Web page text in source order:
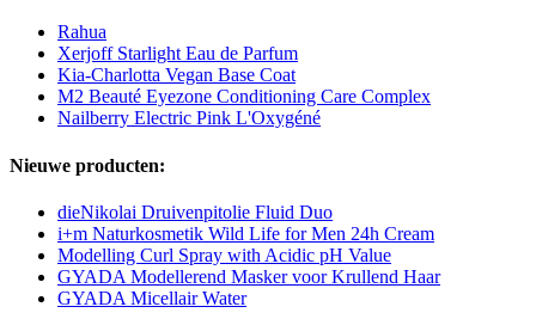
Rahua
Xerjoff Starlight Eau de Parfum
Kia-Charlotta Vegan Base Coat
M2 Beauté Eyezone Conditioning Care Complex
Nailberry Electric Pink L'Oxygéné
Nieuwe producten:
dieNikolai Druivenpitolie Fluid Duo
i+m Naturkosmetik Wild Life for Men 24h Cream
Modelling Curl Spray with Acidic pH Value
GYADA Modellerend Masker voor Krullend Haar
GYADA Micellair Water